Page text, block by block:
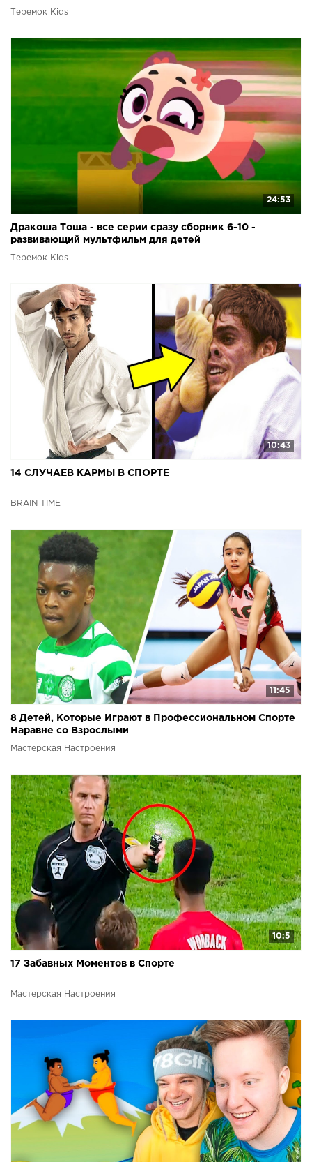
Теремок Kids
24:53
Дракоша Тоша - все серии сразу сборник 6-10 -
развивающий мультфильм для детей
Теремок Kids
10:43
14 СЛУЧАЕВ КАРМЫ В СПОРТЕ
BRAIN TIME
11:45
8 Детей, Которые Играют в Профессиональном Спорте
Наравне со Взрослыми
Мастерская Настроения
10:5
17 Забавных Моментов в Спорте
Мастерская Настроения